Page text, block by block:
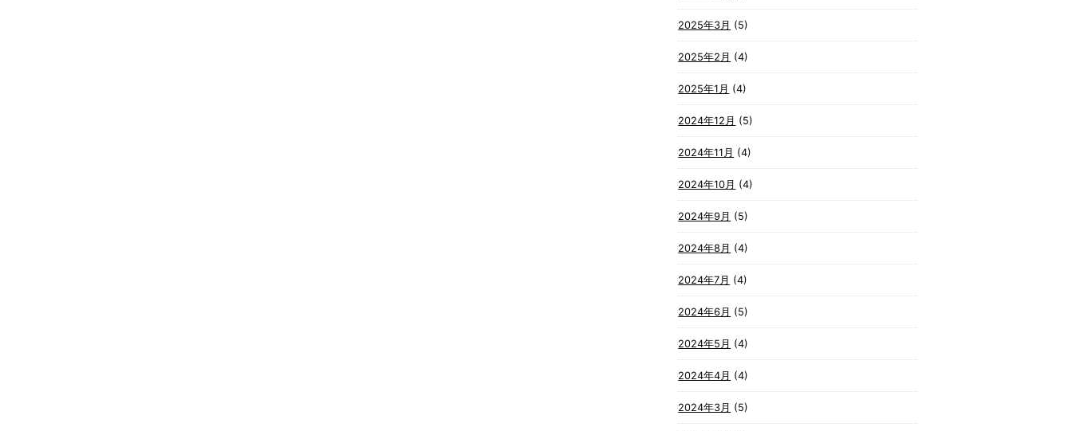
2025年3月 (5)
2025年2月 (4)
2025年1月 (4)
2024年12月 (5)
2024年11月 (4)
2024年10月 (4)
2024年9月 (5)
2024年8月 (4)
2024年7月 (4)
2024年6月 (5)
2024年5月 (4)
2024年4月 (4)
2024年3月 (5)